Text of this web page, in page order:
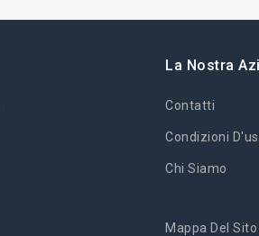
La Nostra
Contatti
Condizioni
Chi Siamo
Mappa Del Sito